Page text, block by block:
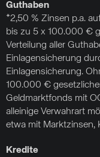
Guthaben
*2,50 % Zinsen p.a.
bis zu 5 x 100.000 €
Verteilung aller
Einlagensicherung
Einlagensicherung.
100.000 €
Geldmarktfonds mit
alleinige Verwahrart
etwa mit Marktzinsen,
Kredite